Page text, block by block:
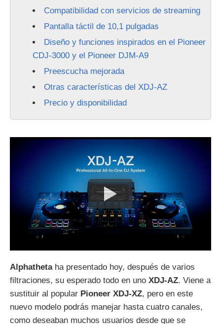
Compatibilidad con servicios de streaming
Pantalla táctil de 10,1 pulgadas
Diseño y funciones inspirados en el Pioneer
CDJ-3000 y el Pioneer DJM-A9
Preescucha mejorada
Otras características del XDJ-AZ
Precio y disponibilidad
Alphathetaha presentado hoy, después de varios
filtraciones, su esperado todo en uno XDJ-AZ. Viene a
sustituir al popular Pioneer XDJ-XZ, pero en este
nuevo modelo podrás manejar hasta cuatro canales,
como deseaban muchos usuarios desde que se